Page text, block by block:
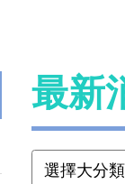
最新